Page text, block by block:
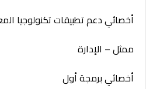
أخصائي دعم تطبيقات تكنولوجيا
ممثل – الإدارة
أخصائي برمجة أول